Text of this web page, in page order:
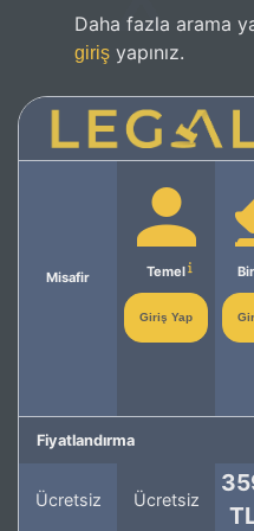
Daha fazla arama
giriş yapınız.
Misafir Temel
Giriş Yap
Fiyatlandırma
Ücretsiz Ücretsiz